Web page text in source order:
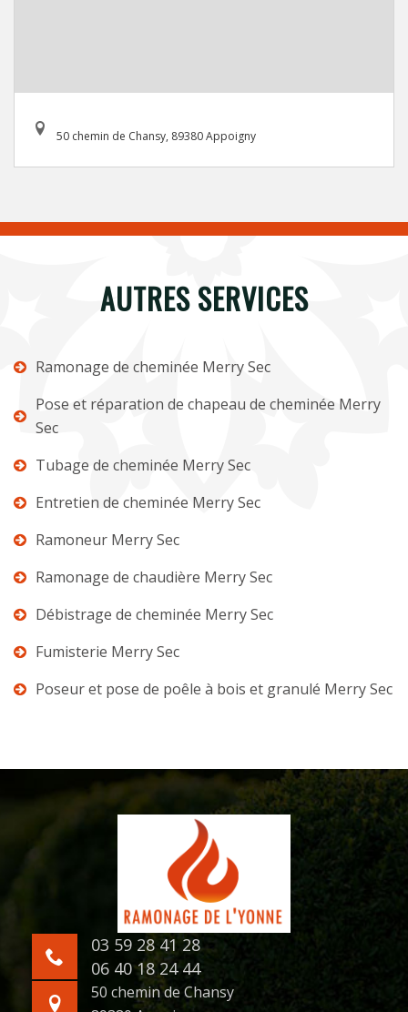
50 chemin de Chansy, 89380 Appoigny
AUTRES SERVICES
Ramonage de cheminée Merry Sec
Pose et réparation de chapeau de cheminée Merry
Sec
Tubage de cheminée Merry Sec
Entretien de cheminée Merry Sec
Ramoneur Merry Sec
Ramonage de chaudière Merry Sec
Débistrage de cheminée Merry Sec
Fumisterie Merry Sec
Poseur et pose de poêle à bois et granulé Merry Sec
03 59 28 41 28
06 40 18 24 44
50 chemin de Chansy